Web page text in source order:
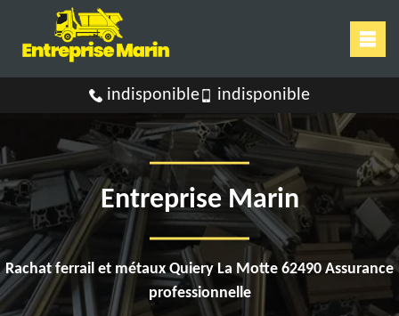
indisponible indisponible
Entreprise Marin
Rachat ferrail et métaux Quiery La Motte 62490 Assurance
professionnelle